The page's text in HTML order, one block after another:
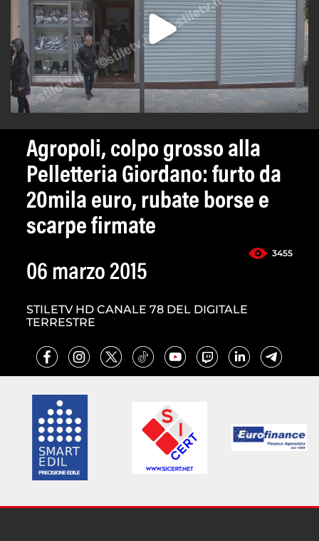
Agropoli, colpo grosso alla
Pelletteria Giordano: furto da
20mila euro, rubate borse e
scarpe firmate
3455
06 marzo 2015
STILETV HD CANALE 78 DEL DIGITALE
TERRESTRE